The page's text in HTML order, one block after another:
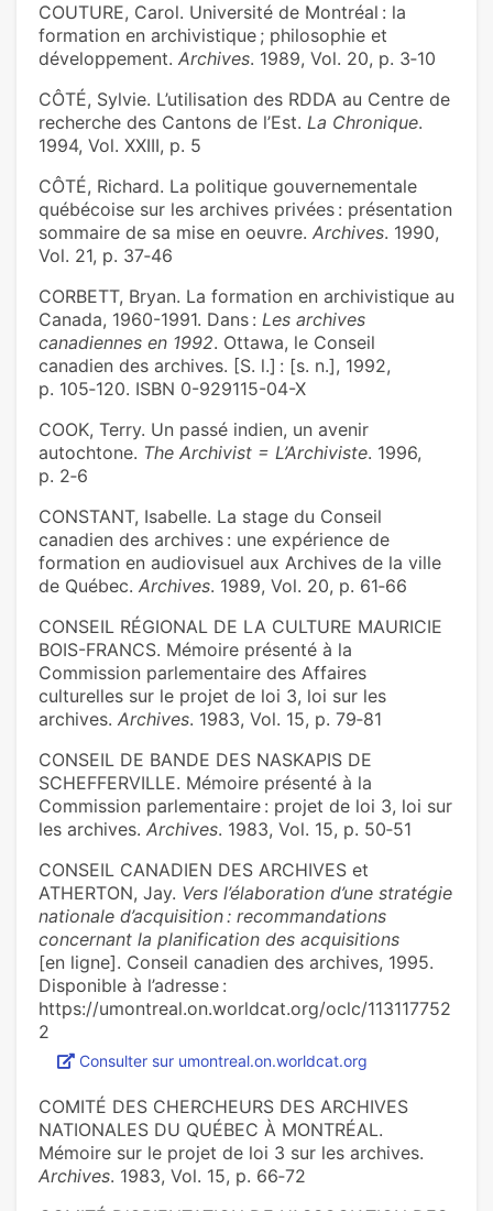
COUTURE, Carol. Université de Montréal : la
formation en archivistique ; philosophie et
développement. Archives. 1989, Vol. 20, p. 3‑10
CÔTÉ, Sylvie. L’utilisation des RDDA au Centre de
recherche des Cantons de l’Est. La Chronique.
1994, Vol. XXIII, p. 5
CÔTÉ, Richard. La politique gouvernementale
québécoise sur les archives privées : présentation
sommaire de sa mise en oeuvre. Archives. 1990,
Vol. 21, p. 37‑46
CORBETT, Bryan. La formation en archivistique au
Canada, 1960-1991. Dans : Les archives
canadiennes en 1992. Ottawa, le Conseil
canadien des archives. [S. l.] : [s. n.], 1992,
p. 105‑120. ISBN 0-929115-04-X
COOK, Terry. Un passé indien, un avenir
autochtone. The Archivist = L’Archiviste. 1996,
p. 2‑6
CONSTANT, Isabelle. La stage du Conseil
canadien des archives : une expérience de
formation en audiovisuel aux Archives de la ville
de Québec. Archives. 1989, Vol. 20, p. 61‑66
CONSEIL RÉGIONAL DE LA CULTURE MAURICIE
BOIS-FRANCS. Mémoire présenté à la
Commission parlementaire des Affaires
culturelles sur le projet de loi 3, loi sur les
archives. Archives. 1983, Vol. 15, p. 79‑81
CONSEIL DE BANDE DES NASKAPIS DE
SCHEFFERVILLE. Mémoire présenté à la
Commission parlementaire : projet de loi 3, loi sur
les archives. Archives. 1983, Vol. 15, p. 50‑51
CONSEIL CANADIEN DES ARCHIVES et
ATHERTON, Jay. Vers l’élaboration d’une stratégie
nationale d’acquisition : recommandations
concernant la planification des acquisitions
[en ligne]. Conseil canadien des archives, 1995.
Disponible à l’adresse :
https://umontreal.on.worldcat.org/oclc/113117752
2
Consulter sur umontreal.on.worldcat.org
COMITÉ DES CHERCHEURS DES ARCHIVES
NATIONALES DU QUÉBEC À MONTRÉAL.
Mémoire sur le projet de loi 3 sur les archives.
Archives. 1983, Vol. 15, p. 66‑72